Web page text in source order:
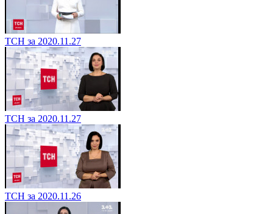
ТСН за 2020.11.27
ТСН за 2020.11.27
ТСН за 2020.11.26